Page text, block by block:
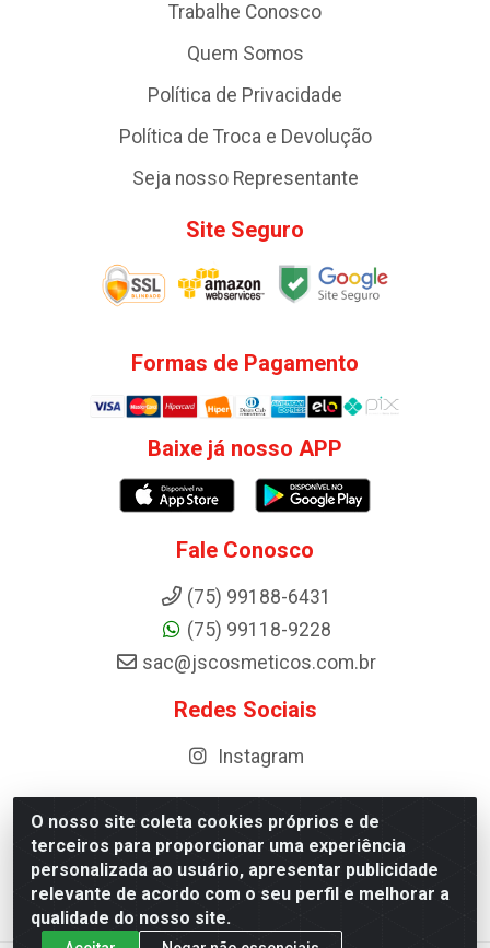
O nosso site coleta cookies próprios e de
terceiros para proporcionar uma experiência
personalizada ao usuário, apresentar publicidade
relevante de acordo com o seu perfil e melhorar a
qualidade do nosso site.
Trabalhe Conosco
Quem Somos
Política de Privacidade
Política de Troca e Devolução
Seja nosso Representante
Site Seguro
Formas de Pagamento
Baixe já nosso APP
Fale Conosco
(75) 99188-6431
(75) 99118-9228
sac@jscosmeticos.com.br
Redes Sociais
Instagram
Distribuidora de Cosméticos Antoneto LTDA - BA-052,
km 87 - Industrial, Ipirá - BA, 44600-000 - CNPJ
10.984.107/0001-75